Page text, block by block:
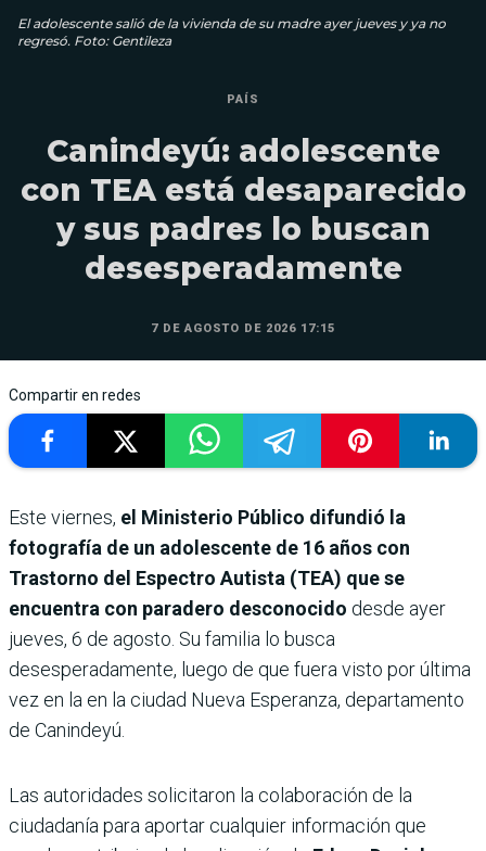
El adolescente salió de la vivienda de su madre ayer jueves y ya no
regresó. Foto: Gentileza
PAÍS
Canindeyú: adolescente
con TEA está desaparecido
y sus padres lo buscan
desesperadamente
7 DE AGOSTO DE 2026 17:15
Compartir en redes
Este viernes, el Ministerio Público difundió la
fotografía de un adolescente de 16 años con
Trastorno del Espectro Autista (TEA) que se
encuentra con paradero desconocido desde ayer
jueves, 6 de agosto. Su familia lo busca
desesperadamente, luego de que fuera visto por última
vez en la en la ciudad Nueva Esperanza, departamento
de Canindeyú.
Las autoridades solicitaron la colaboración de la
ciudadanía para aportar cualquier información que